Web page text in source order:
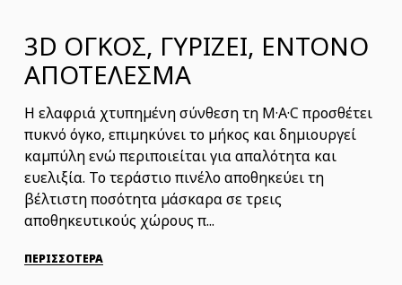
3D ΟΓΚΟΣ, ΓΥΡΙΖΕΙ, ΕΝΤΟΝΟ
ΑΠΟΤΕΛΕΣΜΑ
Η ελαφριά χτυπημένη σύνθεση τη M·A·C προσθέτει
πυκνό όγκο, επιμηκύνει το μήκος και δημιουργεί
καμπύλη ενώ περιποιείται για απαλότητα και
ευελιξία. Το τεράστιο πινέλο αποθηκεύει τη
βέλτιστη ποσότητα μάσκαρα σε τρεις
αποθηκευτικούς χώρους π...
ΠΕΡΙΣΣΟΤΕΡΑ